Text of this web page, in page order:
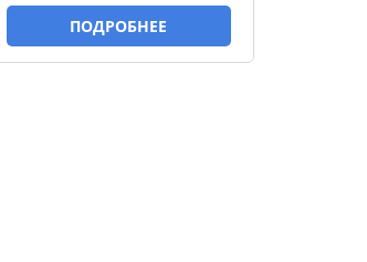
ПОДРОБНЕЕ